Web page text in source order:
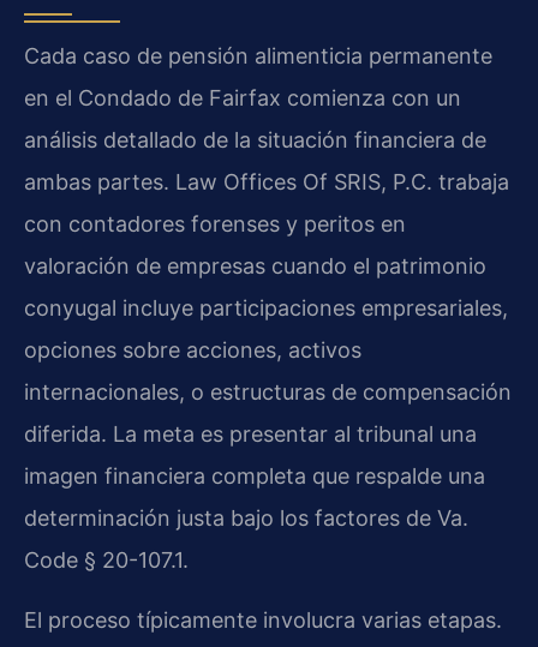
Cada caso de pensión alimenticia permanente
en el Condado de Fairfax comienza con un
análisis detallado de la situación financiera de
ambas partes. Law Offices Of SRIS, P.C. trabaja
con contadores forenses y peritos en
valoración de empresas cuando el patrimonio
conyugal incluye participaciones empresariales,
opciones sobre acciones, activos
internacionales, o estructuras de compensación
diferida. La meta es presentar al tribunal una
imagen financiera completa que respalde una
determinación justa bajo los factores de Va.
Code § 20-107.1.
El proceso típicamente involucra varias etapas.